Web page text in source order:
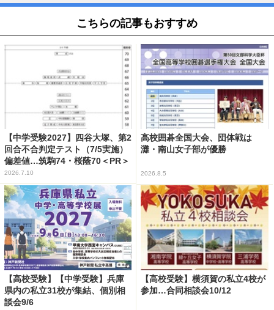
こちらの記事もおすすめ
【中学受験2027】四谷大塚、第2
回合不合判定テスト（7/5実施）
偏差値…筑駒74・桜蔭70＜PR＞
2026.7.10
高校囲碁全国大会、団体戦は
灘・南山女子部が優勝
2026.8.5
【高校受験】【中学受験】兵庫
県内の私立31校が集結、個別相
談会9/6
【高校受験】横須賀の私立4校が
参加…合同相談会10/12